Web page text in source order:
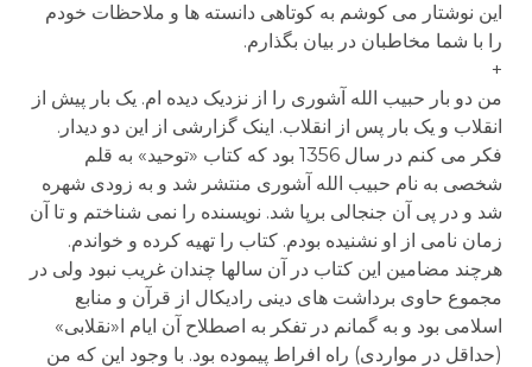
این نوشتار می کوشم به کوتاهی دانسته ها و ملاحظات خودم
را با شما مخاطبان در بیان بگذارم.
+
من دو بار حبیب الله آشوری را از نزدیک دیده ام. یک بار پیش از
انقلاب و یک بار پس از انقلاب. اینک گزارشی از این دو دیدار.
فکر می کنم در سال 1356 بود که کتاب «توحید» به قلم
شخصی به نام حبیب الله آشوری منتشر شد و به زودی شهره
شد و در پی آن جنجالی برپا شد. نویسنده را نمی شناختم و تا آن
زمان نامی از او نشنیده بودم. کتاب را تهیه کرده و خواندم.
هرچند مضامین این کتاب در آن سالها چندان غریب نبود ولی در
مجموع حاوی برداشت های دینی رادیکال از قرآن و منابع
اسلامی بود و به گمانم در تفکر به اصطلاح آن ایام ا«نقلابی»
(حداقل در مواردی) راه افراط پیموده بود. با وجود این که من